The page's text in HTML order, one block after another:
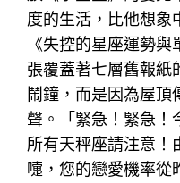
度的生活，比他想象
《失控的星座運勢
張覆蓋著七層舊報紙
鬧鐘，而是因為屋頂
聲。「緊急！緊急！
所有天秤座請注意！
嚏，您的戀愛機率從